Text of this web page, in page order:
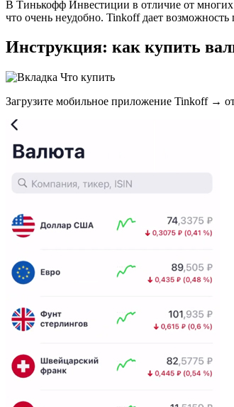
В Тинькофф Инвестиции в отличие от
что очень неудобно. Tinkoff дает
Инструкция: как купить
Загрузите мобильное приложение Tinkoff →